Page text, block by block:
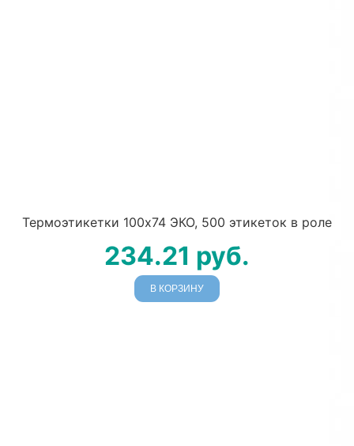
Термоэтикетки 100х74 ЭКО, 500 этикеток в роле
234.21 руб.
В КОРЗИНУ